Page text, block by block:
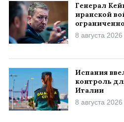
Генерал
иранской
8 августа 2026
Испания
контроль
Италии
8 августа 2026